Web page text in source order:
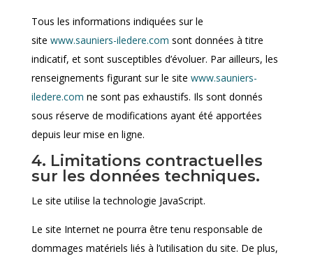
Tous les informations indiquées sur le
site www.sauniers-iledere.com sont données à titre
indicatif, et sont susceptibles d’évoluer. Par ailleurs, les
renseignements figurant sur le site www.sauniers-
iledere.com ne sont pas exhaustifs. Ils sont donnés
sous réserve de modifications ayant été apportées
depuis leur mise en ligne.
4. Limitations contractuelles
sur les données techniques.
Le site utilise la technologie JavaScript.
Le site Internet ne pourra être tenu responsable de
dommages matériels liés à l’utilisation du site. De plus,